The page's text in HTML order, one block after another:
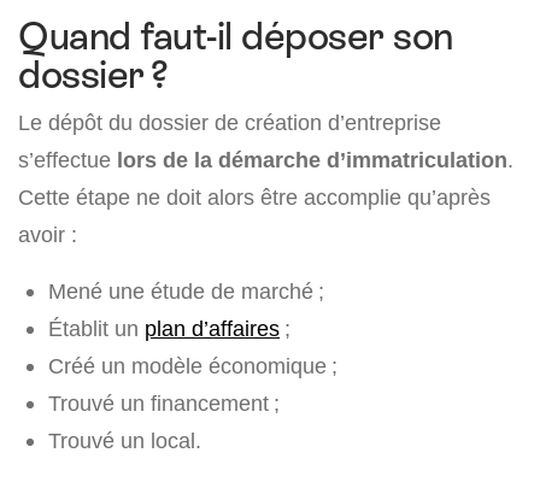
Quand faut-il déposer son
dossier ?
Le dépôt du dossier de création d’entreprise
s’effectue lors de la démarche d’immatriculation.
Cette étape ne doit alors être accomplie qu’après
avoir :
Mené une étude de marché ;
Établit un plan d’affaires ;
Créé un modèle économique ;
Trouvé un financement ;
Trouvé un local.